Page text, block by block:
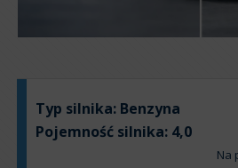
Typ silnika: Benzyna
Pojemność silnika: 4,0
Na